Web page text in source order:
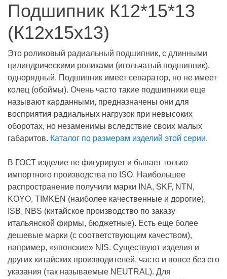
Подшипник К12*15*13
(К12х15х13)
Это роликовый радиальный подшипник, с длинными
цилиндрическими роликами (игольчатый подшипник),
однорядный. Подшипник имеет сепаратор, но не имеет
колец (обоймы). Очень часто такие подшипники еще
называют карданными, предназначены они для
восприятия радиальных нагрузок при невысоких
оборотах, но незаменимы вследствие своих малых
габаритов. Каталог по размерам изделий этой серии.
В ГОСТ изделие не фигурирует и бывает только
импортного производства по ISO. Наибольшее
распространение получили марки INA, SKF, NTN,
KOYO, TIMKEN (наиболее качественные и дорогие),
ISB, NBS (китайское производство по заказу
итальянской фирмы, бюджетные). Есть еще более
дешевые марки (с соответствующим качеством),
например, «японские» NIS. Существуют изделия и
других китайских производителей, часто и вовсе без его
указания (так называемые NEUTRAL). Для